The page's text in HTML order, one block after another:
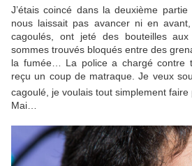
J’étais coincé dans la deuxième
nous laissait pas avancer ni en
cagoulés, ont jeté des bouteilles
sommes trouvés bloqués entre des
la fumée… La police a chargé contre
reçu un coup de matraque. Je veux
cagoulé, je voulais tout simplement faire
Mai…